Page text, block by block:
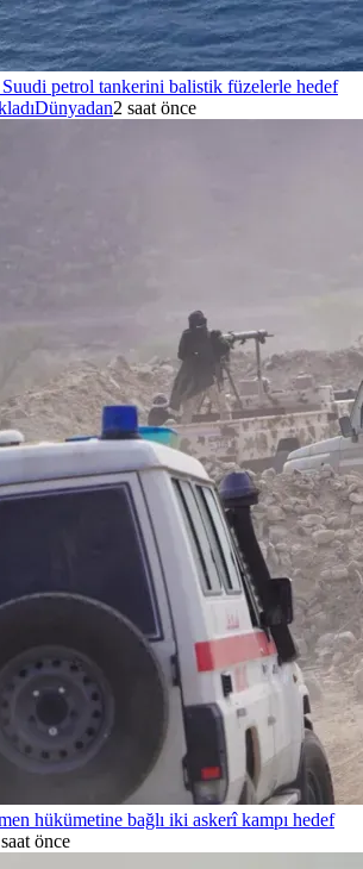
petrol tankerini balistik füzelerle hedef
Dünyadan2 saat önce
hükümetine bağlı iki askerî kampı hedef
önce